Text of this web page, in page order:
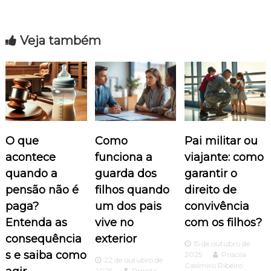
e
g
a
ç
ã
o
d
e
P
Veja também
O que
acontece
quando a
pensão não é
paga?
Entenda as
consequência
s e saiba como
Como
funciona a
guarda dos
filhos quando
um dos pais
vive no
exterior
22 de outubro de
Pai militar ou
viajante: como
garantir o
direito de
convivência
com os filhos?
15 de outubro de
2025
Priscila
Casimiro Ribeiro